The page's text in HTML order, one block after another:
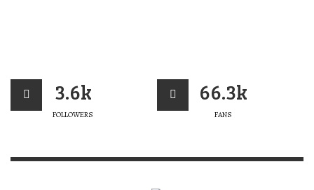
3.6k
FOLLOWERS
66.3k
FANS